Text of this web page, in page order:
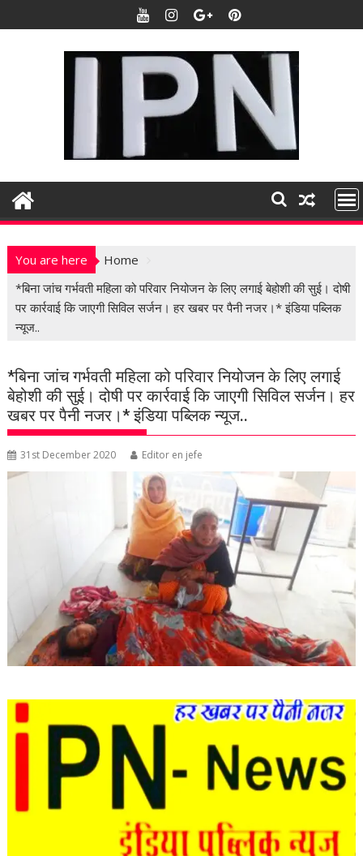
k
t
n
You are here
Home
*बिना जांच गर्भवती महिला को परिवार नियोजन के लिए लगाई बेहोशी की सुई। दोषी
पर कार्रवाई कि जाएगी सिविल सर्जन। हर खबर पर पैनी नजर।* इंडिया पब्लिक
न्यूज..
*बिना जांच गर्भवती महिला को परिवार नियोजन के लिए लगाई
बेहोशी की सुई। दोषी पर कार्रवाई कि जाएगी सिविल सर्जन। हर
खबर पर पैनी नजर।* इंडिया पब्लिक न्यूज..
31st December 2020 Editor en jefe